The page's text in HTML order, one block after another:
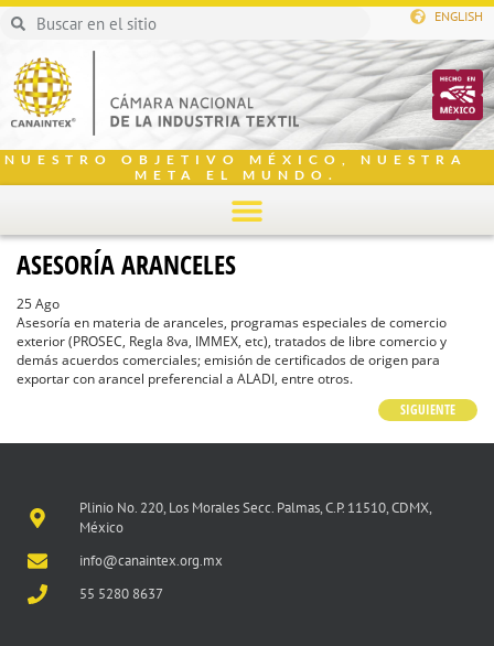
ENGLISH
NUESTRO OBJETIVO MÉXICO, NUESTRA
META EL MUNDO.
ASESORÍA ARANCELES
25 Ago
Asesoría en materia de aranceles, programas especiales de comercio
exterior (PROSEC, Regla 8va, IMMEX, etc), tratados de libre comercio y
demás acuerdos comerciales; emisión de certificados de origen para
exportar con arancel preferencial a ALADI, entre otros.
SIGUIENTE
Plinio No. 220, Los Morales Secc. Palmas, C.P. 11510, CDMX,
México
info@canaintex.org.mx
55 5280 8637